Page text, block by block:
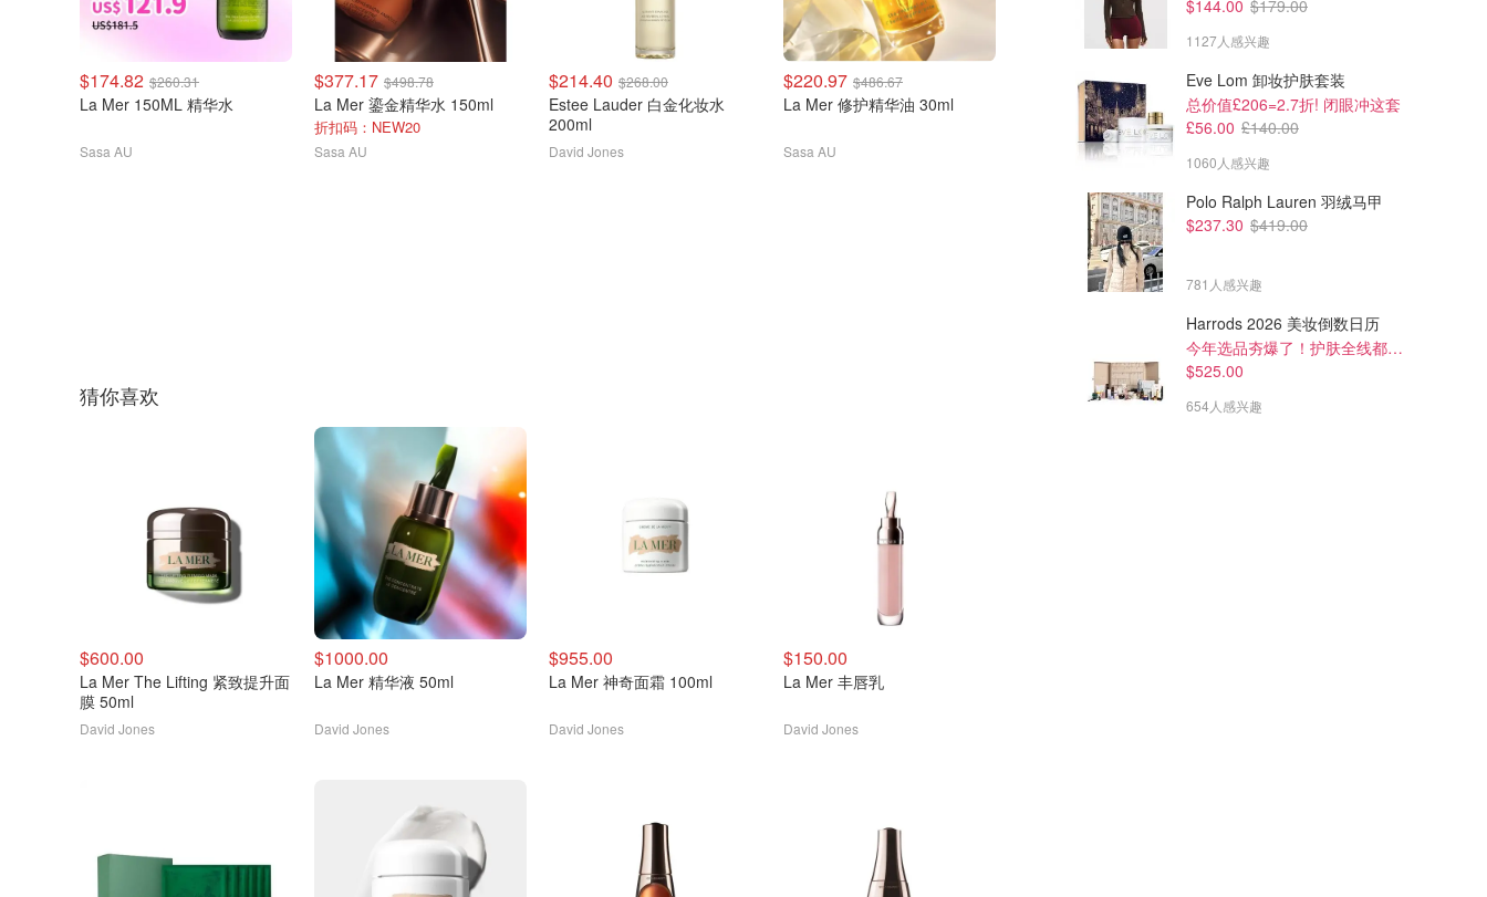
$174.82 $260.31
La Mer 150ML 精华水
Sasa AU
$377.17 $498.78
La Mer 鎏金精华水 150ml
折扣码：NEW20
Sasa AU
$214.40 $268.00
Estee Lauder 白金化妆水
200ml
David Jones
$220.97 $486.67
La Mer 修护精华油 30ml
Sasa AU
$146.54 $261.88
La Mer 精粹水 150ml
$432.50 $451.50
La Mer 保湿精华液 复活系列
猜你喜欢
$600.00
La Mer The Lifting 紧致提升面
膜 50ml
David Jones
$1000.00
La Mer 精华液 50ml
David Jones
$955.00
La Mer 神奇面霜 100ml
David Jones
$150.00
La Mer 丰唇乳
David Jones
$144.00 $179.00
1127人感兴趣
Eve Lom 卸妆护肤套装
总价值£206=2.7折! 闭眼冲这套
£56.00 £140.00
1060人感兴趣
Polo Ralph Lauren 羽绒马甲
$237.30 $419.00
781人感兴趣
Harrods 2026 美妆倒数日历
今年选品夯爆了！护肤全线都很绝
$525.00
654人感兴趣